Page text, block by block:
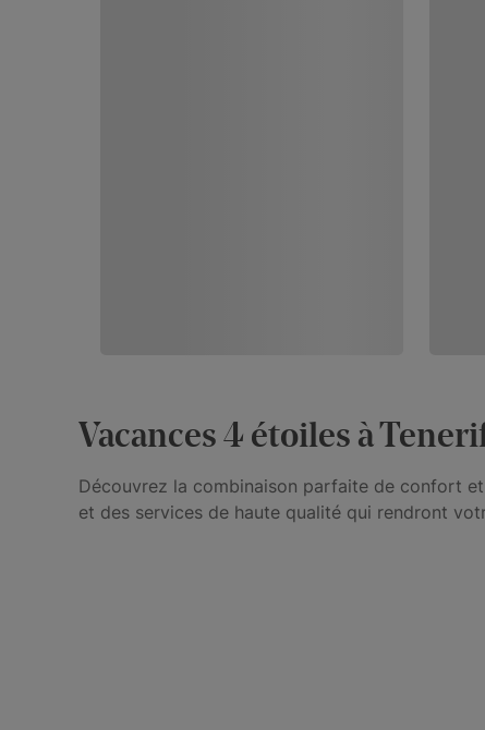
Vacances 4 étoiles à
Découvrez la combinaison parfaite de confort
et des services de haute qualité qui rendront